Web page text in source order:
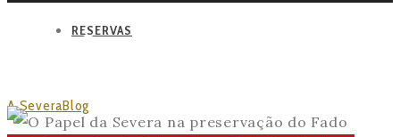
RESERVAS
FADO
A SeveraBlog